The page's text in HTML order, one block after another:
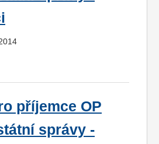
příjemce OP
správy -